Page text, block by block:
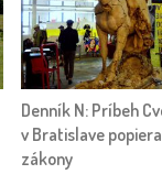
Denník N: Príbeh
v Bratislave
zákony